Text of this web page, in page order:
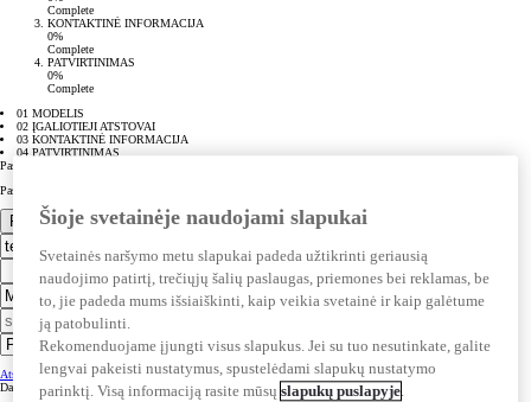
Complete
KONTAKTINĖ INFORMACIJA
0%
Complete
PATVIRTINIMAS
0%
Complete
01 MODELIS
02 ĮGALIOTIEJI ATSTOVAI
03 KONTAKTINĖ INFORMACIJA
04 PATVIRTINIMAS
Pasirinkti automobilį
Pasirinkti variklį
Pasirinkite įgaliotąjį atstovą
Atstovybės informacijaAtstovybės informacija
Darbo valandosDarbo valandos
Šioje svetainėje naudojami slapukai
Svetainės naršymo metu slapukai padeda užtikrinti geriausią
naudojimo patirtį, trečiųjų šalių paslaugas, priemones bei reklamas, be
to, jie padeda mums išsiaiškinti, kaip veikia svetainė ir kaip galėtume
ją patobulinti.
Rekomenduojame įjungti visus slapukus. Jei su tuo nesutinkate, galite
lengvai pakeisti nustatymus, spustelėdami slapukų nustatymo
parinktį. Visą informaciją rasite mūsųslapukų puslapyje.